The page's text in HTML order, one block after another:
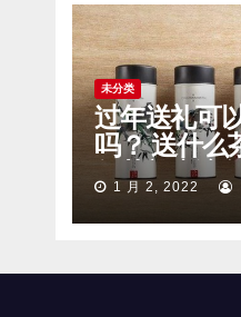
未分类
过年送礼可
吗？ 送什么
年茶礼应该
1 月 2, 2022